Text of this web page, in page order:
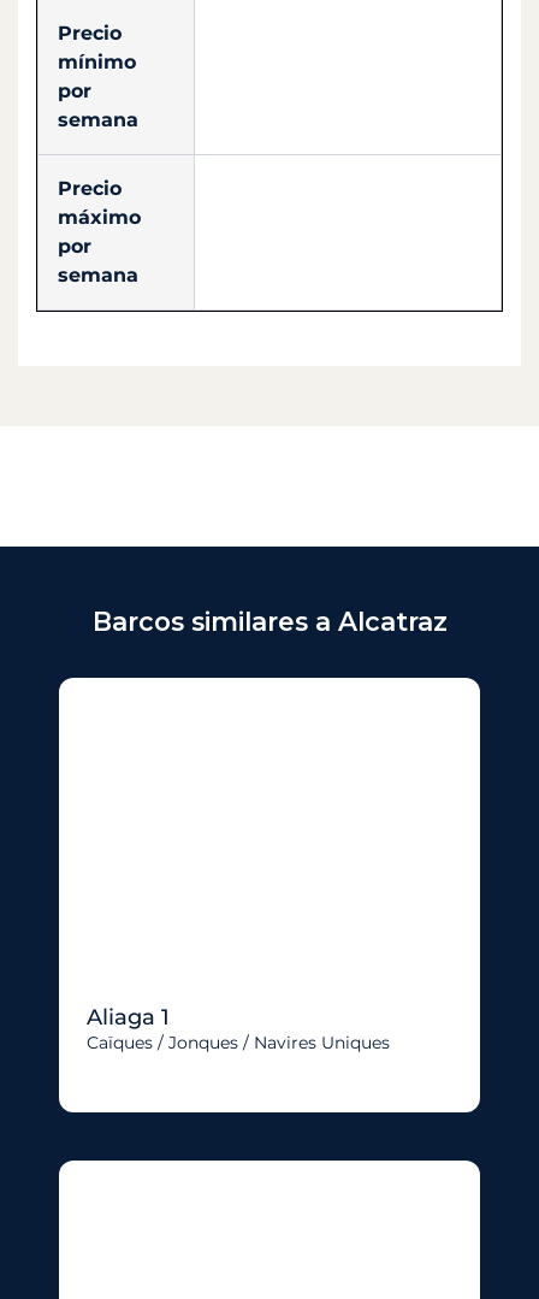
Precio
mínimo
por
semana
Precio
máximo
por
semana
Barcos similares a Alcatraz
Aliaga 1
Caïques / Jonques / Navires Uniques